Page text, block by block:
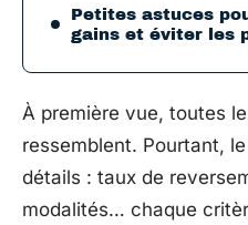
Petites astuces
gains et éviter les
À première vue, toutes
ressemblent. Pourtant,
détails : taux de
modalités… chaque